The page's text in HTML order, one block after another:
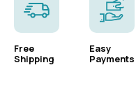
Free
Shipping
Easy
Payments